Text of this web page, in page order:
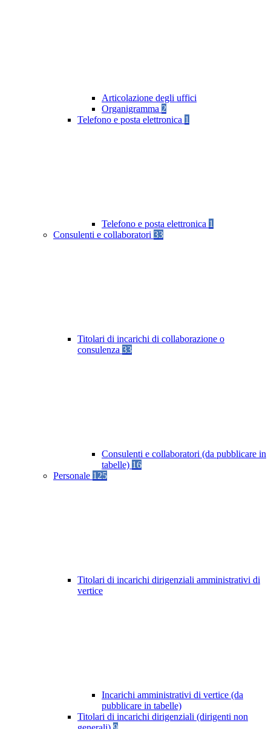
Articolazione degli uffici
Organigramma 2
Telefono e posta elettronica 1
Telefono e posta elettronica 1
Consulenti e collaboratori 33
Titolari di incarichi di collaborazione o
consulenza 33
Consulenti e collaboratori (da pubblicare in
tabelle) 16
Personale 125
Titolari di incarichi dirigenziali amministrativi di
vertice
Incarichi amministrativi di vertice (da
pubblicare in tabelle)
Titolari di incarichi dirigenziali (dirigenti non